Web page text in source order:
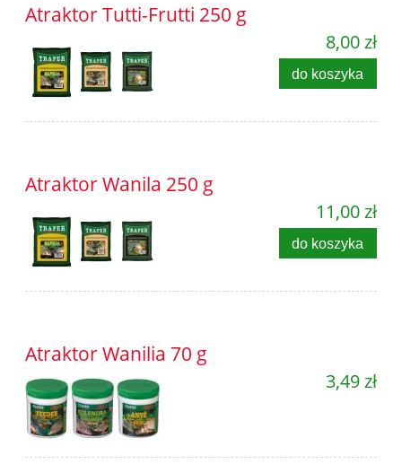
Atraktor Tutti-Frutti 250 g
8,00 zł
do koszyka
Atraktor Wanila 250 g
11,00 zł
do koszyka
Atraktor Wanilia 70 g
3,49 zł